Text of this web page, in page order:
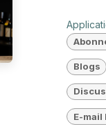
Blogs
E-